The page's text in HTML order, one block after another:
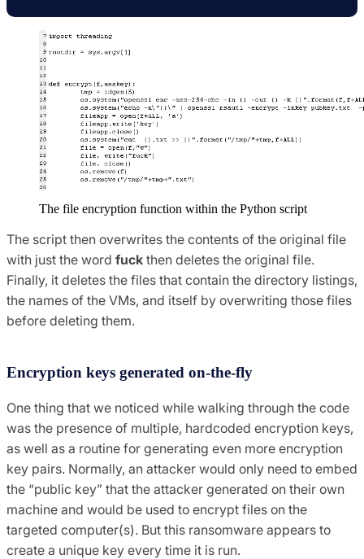
The file encryption function within the Python script
The script then overwrites the contents of the original file
with just the word fuck then deletes the original file.
Finally, it deletes the files that contain the directory listings,
the names of the VMs, and itself by overwriting those files
before deleting them.
Encryption keys generated on-the-fly
One thing that we noticed while walking through the code
was the presence of multiple, hardcoded encryption keys,
as well as a routine for generating even more encryption
key pairs. Normally, an attacker would only need to embed
the “public key” that the attacker generated on their own
machine and would be used to encrypt files on the
targeted computer(s). But this ransomware appears to
create a unique key every time it is run.